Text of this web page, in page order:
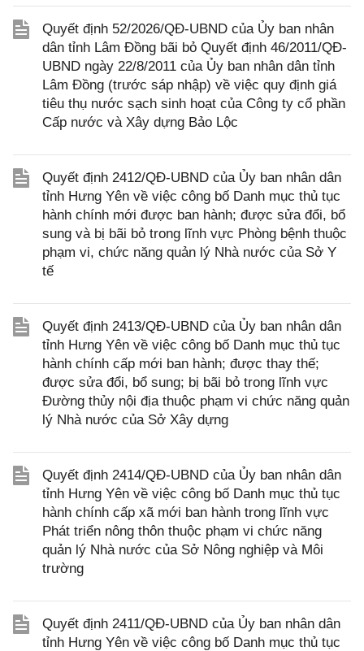
Quyết định 52/2026/QĐ-UBND của Ủy ban nhân
dân tỉnh Lâm Đồng bãi bỏ Quyết định 46/2011/QĐ-
UBND ngày 22/8/2011 của Ủy ban nhân dân tỉnh
Lâm Đồng (trước sáp nhập) về việc quy định giá
tiêu thụ nước sạch sinh hoạt của Công ty cổ phần
Cấp nước và Xây dựng Bảo Lộc
Quyết định 2412/QĐ-UBND của Ủy ban nhân dân
tỉnh Hưng Yên về việc công bố Danh mục thủ tục
hành chính mới được ban hành; được sửa đổi, bổ
sung và bị bãi bỏ trong lĩnh vực Phòng bệnh thuộc
phạm vi, chức năng quản lý Nhà nước của Sở Y
tế
Quyết định 2413/QĐ-UBND của Ủy ban nhân dân
tỉnh Hưng Yên về việc công bố Danh mục thủ tục
hành chính cấp mới ban hành; được thay thế;
được sửa đổi, bổ sung; bị bãi bỏ trong lĩnh vực
Đường thủy nội địa thuộc phạm vi chức năng quản
lý Nhà nước của Sở Xây dựng
Quyết định 2414/QĐ-UBND của Ủy ban nhân dân
tỉnh Hưng Yên về việc công bố Danh mục thủ tục
hành chính cấp xã mới ban hành trong lĩnh vực
Phát triển nông thôn thuộc phạm vi chức năng
quản lý Nhà nước của Sở Nông nghiệp và Môi
trường
Quyết định 2411/QĐ-UBND của Ủy ban nhân dân
tỉnh Hưng Yên về việc công bố Danh mục thủ tục